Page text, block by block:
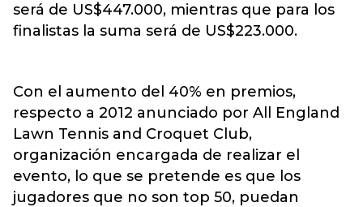
será de US$447.000, mientras que para los
finalistas la suma será de US$223.000.
Con el aumento del 40% en premios,
respecto a 2012 anunciado por All England
Lawn Tennis and Croquet Club,
organización encargada de realizar el
evento, lo que se pretende es que los
jugadores que no son top 50, puedan